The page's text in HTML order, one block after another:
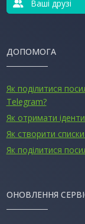
Ваші друзі
ДОПОМОГА
Як поділитися
Telegram?
Як отримати
Як створити
Як поділитися
ОНОВЛЕННЯ